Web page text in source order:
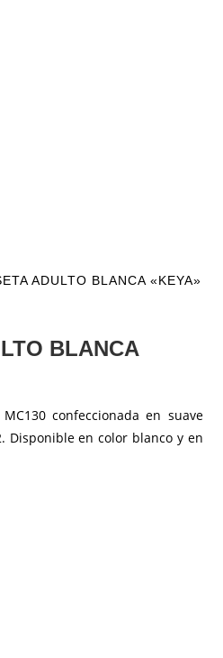
ADULTO BLANCA «KEYA»
BLANCA
confeccionada en suave
Disponible en color blanco y en